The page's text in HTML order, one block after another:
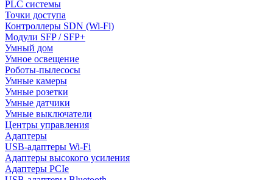
PLC системы
Точки доступа
Контроллеры SDN (Wi-Fi)
Модули SFP / SFP+
Умный дом
Умное освещение
Роботы-пылесосы
Умные камеры
Умные розетки
Умные датчики
Умные выключатели
Центры управления
Адаптеры
USB-адаптеры Wi-Fi
Адаптеры высокого усиления
Адаптеры PCIe